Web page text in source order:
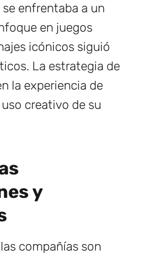
enfrentaba a un
en juegos
icónicos siguió
La estrategia de
la experiencia de
creativo de su
y
compañías son